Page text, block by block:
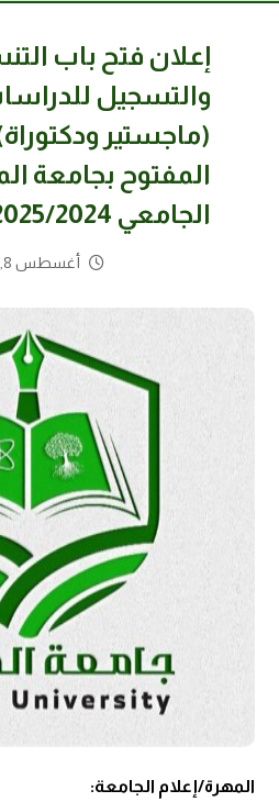
إعلان فتح باب
والتسجيل
(ماجستير
المفتوح بجامعة
الجامعي 2025/2024م
أغسطس 8, 2024
المهرة/إعلام الجامعة: